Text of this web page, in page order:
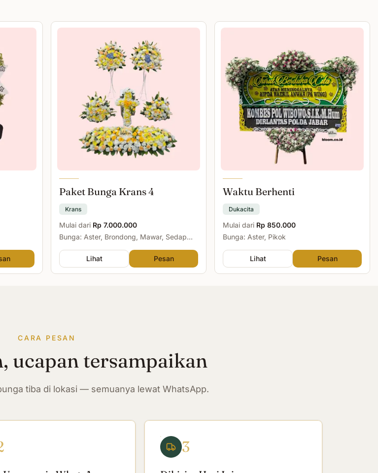
Paket Bunga Krans 4
Krans
Mulai dari Rp 7.000.000
Bunga: Aster, Brondong, Mawar, Sedap
Lihat
Pesan
Waktu Berhenti
Dukacita
Mulai dari Rp 850.000
Bunga: Aster, Pikok
Lihat Pesan
CARA PESAN
ucapan tersampaikan
tiba di lokasi — semuanya lewat WhatsApp.
3